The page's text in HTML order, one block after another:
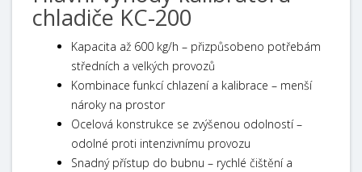
chladiče KC-200
Kapacita až 600 kg/h – přizpůsobeno potřebám
středních a velkých provozů
Kombinace funkcí chlazení a kalibrace – menší
nároky na prostor
Ocelová konstrukce se zvýšenou odolností –
odolné proti intenzivnímu provozu
Snadný přístup do bubnu – rychlé čištění a